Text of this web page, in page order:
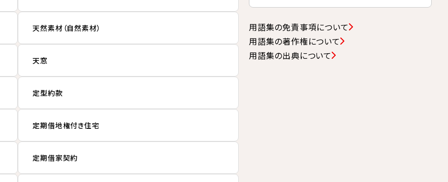
用語集の免責事項について
用語集の著作権について
用語集の出典について
天然素材（自然素材）
天窓
定型約款
定期借地権付き住宅
定期借家契約